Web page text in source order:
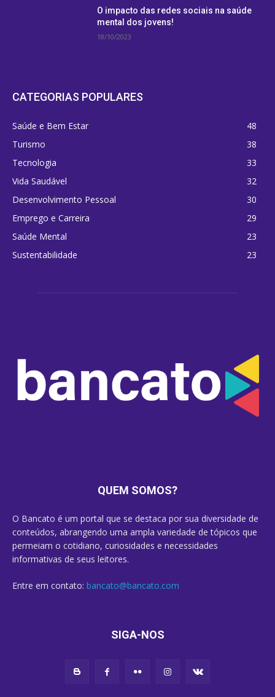
O impacto das redes sociais na saúde
mental dos jovens!
18/10/2023
CATEGORIAS POPULARES
Saúde e Bem Estar
48
Turismo
38
Tecnologia
33
Vida Saudável
32
Desenvolvimento Pessoal
30
Emprego e Carreira
29
Saúde Mental
23
Sustentabilidade
23
QUEM SOMOS?
O Bancato é um portal que se destaca por sua diversidade de
conteúdos, abrangendo uma ampla variedade de tópicos que
permeiam o cotidiano, curiosidades e necessidades
informativas de seus leitores.
Entre em contato: bancato@bancato.com
SIGA-NOS